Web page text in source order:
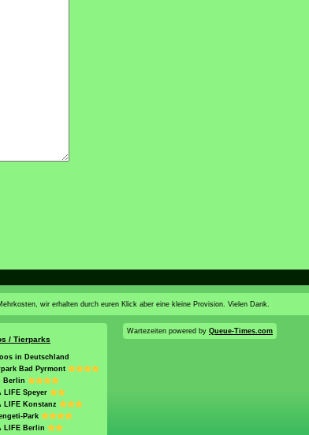
wir erhalten durch euren Klick aber eine kleine Provision. Vielen Dank.
/ Tierparks
in Deutschland
Bad Pyrmont
Berlin
LIFE Speyer
LIFE Konstanz
Park
LIFE Berlin
Wartezeiten powered by Queue-Times.com